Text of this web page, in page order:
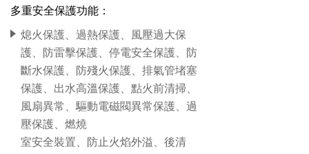
多重安全保護功能：
熄火保護、過熱保護、風壓過大保
護、防雷擊保護、停電安全保護、防
斷水保護、防殘火保護、排氣管堵塞
保護、出水高溫保護、點火前清掃、
風扇異常、驅動電磁閥異常保護、過
壓保護、燃燒
室安全裝置、防止火焰外溢、後清